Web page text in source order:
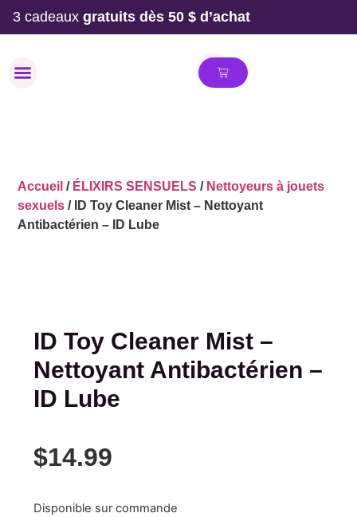
3 cadeaux gratuits dès 50 $ d’achat
Accueil / ÉLIXIRS SENSUELS / Nettoyeurs à jouets
sexuels / ID Toy Cleaner Mist – Nettoyant
Antibactérien – ID Lube
ID Toy Cleaner Mist –
Nettoyant Antibactérien –
ID Lube
$14.99
Disponible sur commande